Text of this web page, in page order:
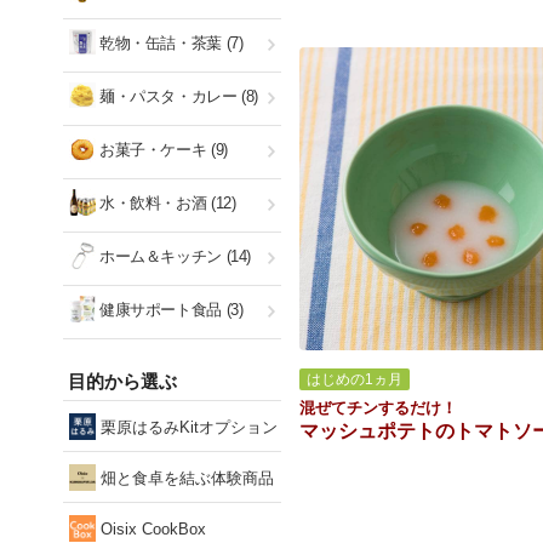
はじめの1ヵ月
混ぜてチンするだけ！
マッシュポテトのトマトソ
乾物・缶詰・茶葉(7)
麺・パスタ・カレー (8)
お菓子・ケーキ (9)
水・飲料・お酒(12)
ホーム＆キッチン (14)
健康サポート食品 (3)
目的から選ぶ
栗原はるみKitオプション
畑と食卓を結ぶ体験商品
Oisix CookBox